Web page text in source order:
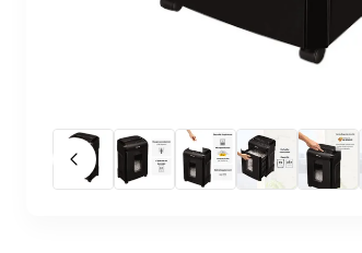
Slide précédent